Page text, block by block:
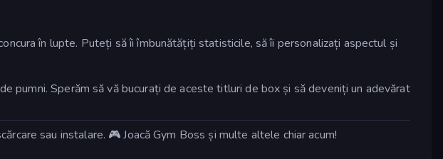
în lupte. Puteți să îi îmbunătățiți statisticile, să îi personalizați aspectul și
pumni. Sperăm să vă bucurați de aceste titluri de box și să deveniți un adevărat
sau instalare. 🎮 Joacă Gym Boss și multe altele chiar acum!